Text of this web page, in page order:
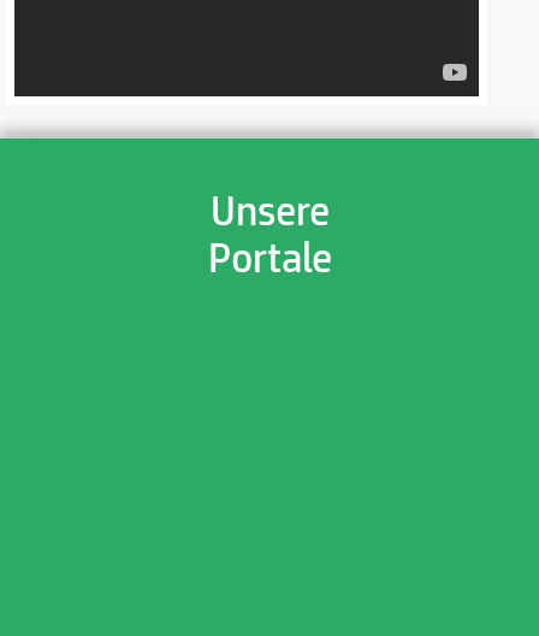
Unsere
Portale